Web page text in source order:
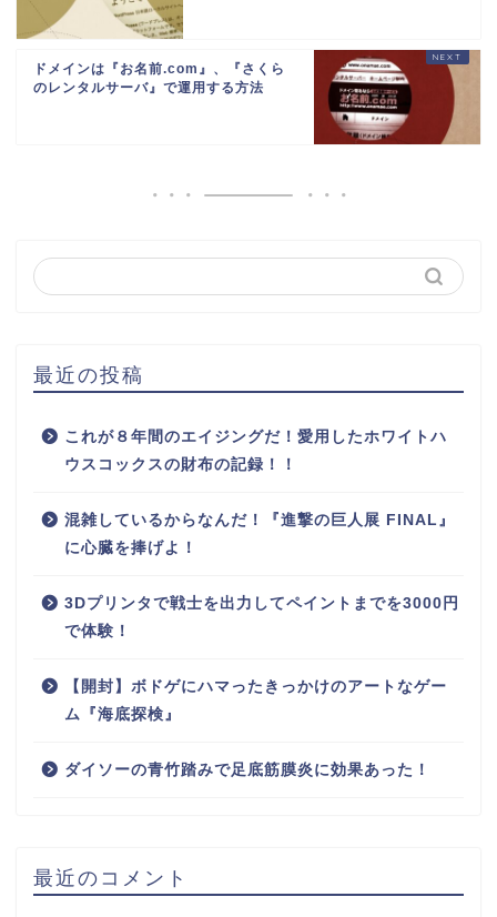
ドメインは『お名前.com』、『さくら
のレンタルサーバ』で運用する方法
最近の投稿
これが８年間のエイジングだ！愛用したホワイトハ
ウスコックスの財布の記録！！
混雑しているからなんだ！『進撃の巨人展 FINAL』
に心臓を捧げよ！
3Dプリンタで戦士を出力してペイントまでを3000円
で体験！
【開封】ボドゲにハマったきっかけのアートなゲー
ム『海底探検』
ダイソーの青竹踏みで足底筋膜炎に効果あった！
最近のコメント